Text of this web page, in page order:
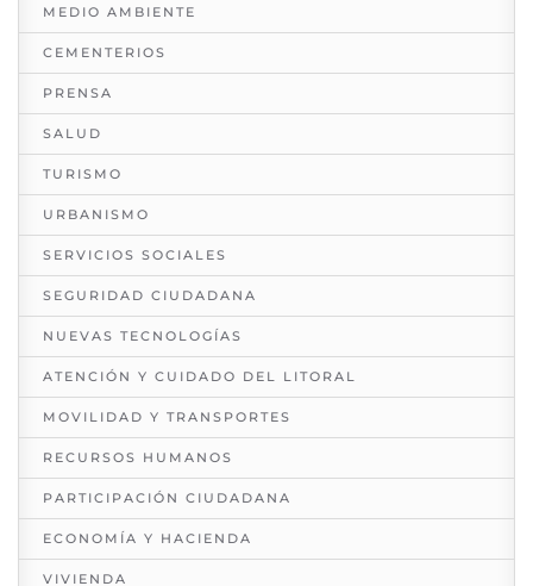
MEDIO AMBIENTE
CEMENTERIOS
PRENSA
SALUD
TURISMO
URBANISMO
SERVICIOS SOCIALES
SEGURIDAD CIUDADANA
NUEVAS TECNOLOGÍAS
ATENCIÓN Y CUIDADO DEL LITORAL
MOVILIDAD Y TRANSPORTES
RECURSOS HUMANOS
PARTICIPACIÓN CIUDADANA
ECONOMÍA Y HACIENDA
VIVIENDA